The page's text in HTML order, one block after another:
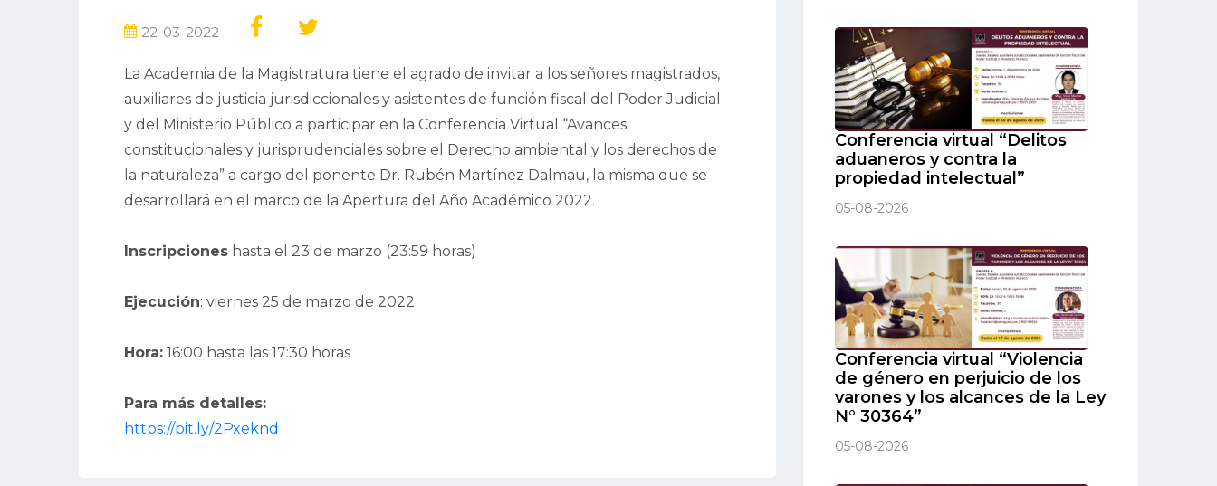
22-03-2022
La Academia de la Magistratura tiene el agrado de invitar a los señores magistrados,
auxiliares de justicia jurisdiccionales y asistentes de función fiscal del Poder Judicial
y del Ministerio Público a participar en la Conferencia Virtual “Avances
constitucionales y jurisprudenciales sobre el Derecho ambiental y los derechos de
la naturaleza” a cargo del ponente Dr. Rubén Martínez Dalmau, la misma que se
desarrollará en el marco de la Apertura del Año Académico 2022.
Inscripciones hasta el 23 de marzo (23:59 horas)
Ejecución: viernes 25 de marzo de 2022
Hora: 16:00 hasta las 17:30 horas
Para más detalles:
https://bit.ly/2Pxeknd
Conferencia virtual “Delitos
aduaneros y contra la
propiedad intelectual”
05-08-2026
Conferencia virtual “Violencia
de género en perjuicio de los
varones y los alcances de la Ley
N° 30364”
05-08-2026